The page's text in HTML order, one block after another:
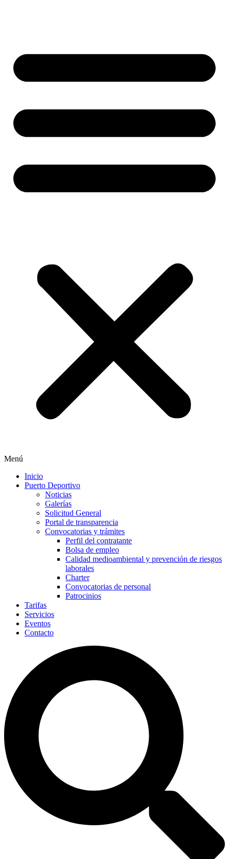
Menú
Inicio
Puerto Deportivo
Noticias
Galerías
Solicitud General
Portal de transparencia
Convocatorias y trámites
Perfil del contratante
Bolsa de empleo
Calidad medioambiental y prevención de riesgos
laborales
Charter
Convocatorias de personal
Patrocinios
Tarifas
Servicios
Eventos
Contacto